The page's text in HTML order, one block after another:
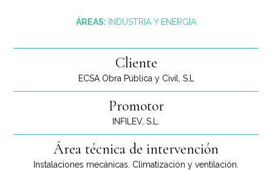
ÁREAS: INDUSTRIA Y ENERGÍA
Cliente
ECSA Obra Pública y Civil, S.L
Promotor
INFILEV, S.L.
Área técnica de intervención
Instalaciones mecánicas. Climatización y ventilación.